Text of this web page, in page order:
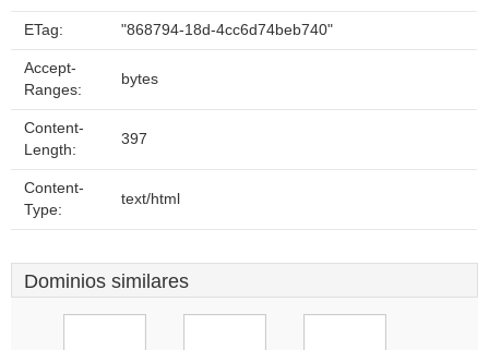
ETag: "868794-18d-4cc6d74beb740"
Accept-
Ranges:
bytes
Content-
Length:
397
Content-
Type:
text/html
Dominios similares